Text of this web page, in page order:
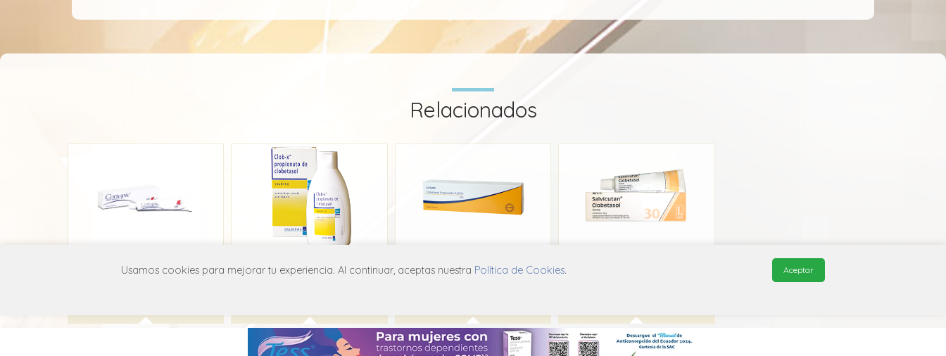
Relacionados
Cortopic Clob-X Shampoo Clobetasol Crema La Santé
Usamos cookies para mejorar tu experiencia. Al continuar, aceptas nuestra Política de Cookies. Aceptar